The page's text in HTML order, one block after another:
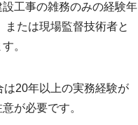
工事の雑務のみの経験年
たは現場監督技術者と
。
20年以上の実務経験が
が必要です。